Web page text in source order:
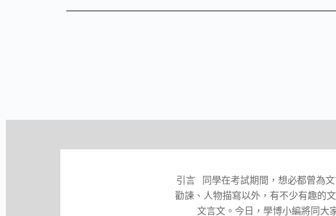
引言 同學在考試期間，想必都曾為
勸諫、人物描寫以外，有不少有趣的
文言文。今日，學博小編將同大